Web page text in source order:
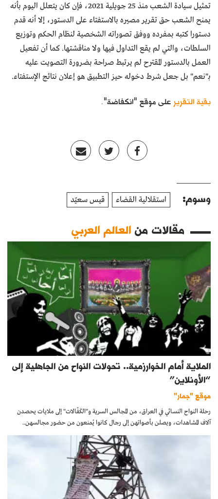
تمثيل سيادة الشعب منذ 25 جويلية 2021، فإن كان يتعلل اليوم بأنه
يمنح الشعب حق تقرير مصيره بالاستفتاء على الدستور، إلا أنه قدم
دستورا كتبه بمفرده ووفق تصوراته الشخصية لنظام الحكم وتوزيع
السلطات، والتي لم يقع التداول فيها ولا مناقشتها. كما أن تفعيل
العمل بالدستور المقترح لم يرتبط صراحة بضرورة التصويت عليه
بـ"نعم" بل جعل شرط دخوله حيز التطبيق هو إعلان نتائج الإستفتاء.
بقية التقرير على موقع "انكفاضة".
وسوم: استقلالية القضاء قيس سعيّد
مقالات منالعالم العربي
الملاية أمام الخوارزمية.. تحولات النواح من الجاهلية إلى
“الأونلاين”
موقع "جمار"
رحلة النواح النسائي في العراق، من المجالس السرية و"الكَفّالات" إلى ملايات يحصدن
آلاف المشاهدات، ويصلن بأصواتهن إلى رجال كانوا يُمنعون من حضور مجالسهن..